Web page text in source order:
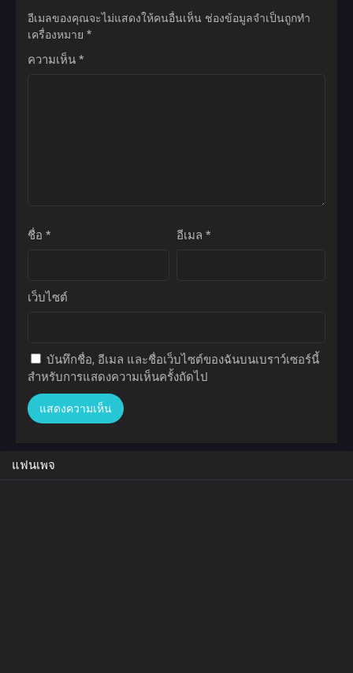
อีเมลของคุณจะไม่แสดงให้คนอื่นเห็น ช่องข้อมูลจำเป็นถูกทำ
เครื่องหมาย *
ความเห็น *
ชื่อ * อีเมล *
เว็บไซต์
บันทึกชื่อ, อีเมล และชื่อเว็บไซต์ของฉันบนเบราว์เซอร์นี้
สำหรับการแสดงความเห็นครั้งถัดไป
แฟนเพจ